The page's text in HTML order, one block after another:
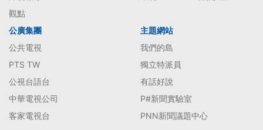
觀點
公廣集團
公共電視
PTS TW
公視台語台
中華電視公司
客家電視台
主題網站
我們的島
獨立特派員
有話好說
P#新聞實驗室
PNN新聞議題中心